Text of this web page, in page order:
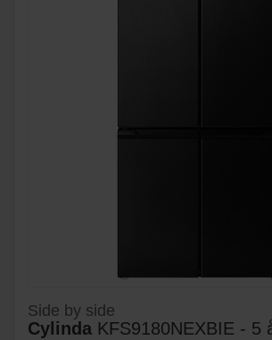
Side by side
Cylinda KFS9180NEXBIE - 5